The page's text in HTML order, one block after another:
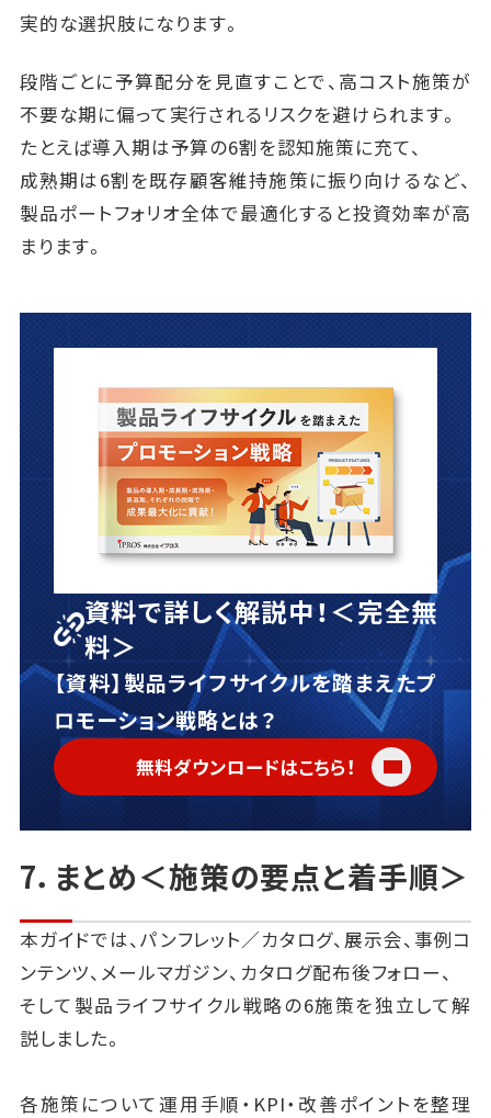
実的な選択肢になります。
段階ごとに予算配分を見直すことで、高コスト施策が
不要な期に偏って実行されるリスクを避けられます。
たとえば導入期は予算の6割を認知施策に充て、
成熟期は6割を既存顧客維持施策に振り向けるなど、
製品ポートフォリオ全体で最適化すると投資効率が高
まります。
資料で詳しく解説中！＜完全無
料＞
【資料】製品ライフサイクルを踏まえたプ
ロモーション戦略とは？
無料ダウンロードはこちら！
7．まとめ＜施策の要点と着手順＞
本ガイドでは、パンフレット／カタログ、展示会、事例コ
ンテンツ、メールマガジン、カタログ配布後フォロー、
そして製品ライフサイクル戦略の6施策を独立して解
説しました。
各施策について運用手順・KPI・改善ポイントを整理